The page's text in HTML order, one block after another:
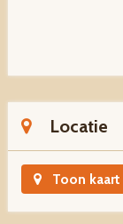
Locatie
Toon kaart